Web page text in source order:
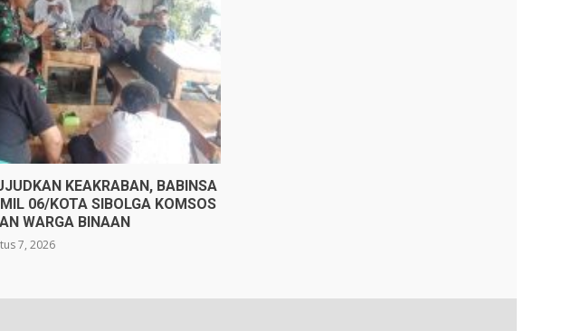
KEAKRABAN, BABINSA
06/KOTA SIBOLGA KOMSOS
WARGA BINAAN
7, 2026